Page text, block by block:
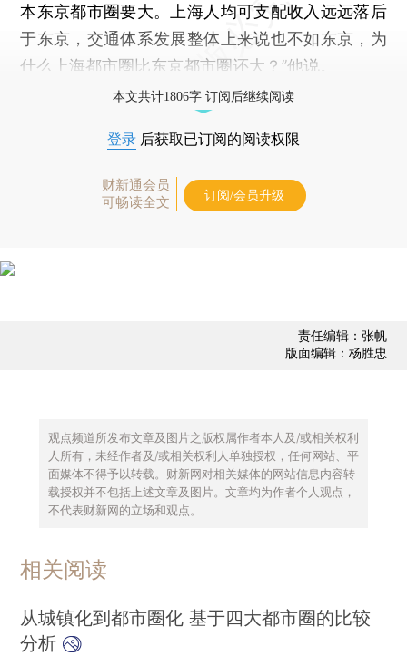
本东京都市圈要大。上海人均可支配收入远远落后
于东京，交通体系发展整体上来说也不如东京，为
什么上海都市圈比东京都市圈还大？”他说。
本文共计1806字 订阅后继续阅读
登录 后获取已订阅的阅读权限
财新通会员
可畅读全文
订阅/会员升级
责任编辑：张帆
版面编辑：杨胜忠
观点频道所发布文章及图片之版权属作者本人及/或相关权利
人所有，未经作者及/或相关权利人单独授权，任何网站、平
面媒体不得予以转载。财新网对相关媒体的网站信息内容转
载授权并不包括上述文章及图片。文章均为作者个人观点，
不代表财新网的立场和观点。
相关阅读
从城镇化到都市圈化 基于四大都市圈的比较
分析